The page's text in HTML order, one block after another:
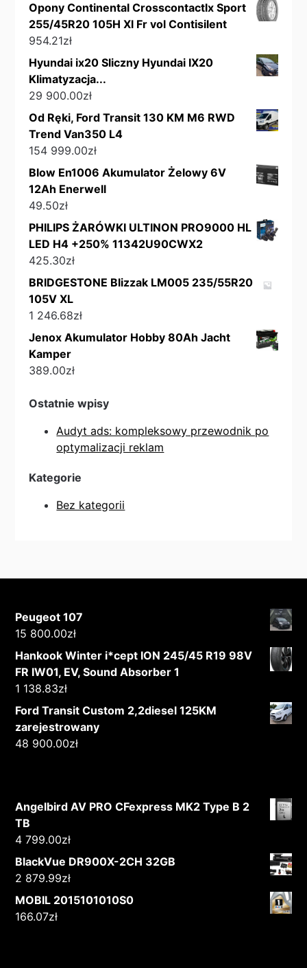
Opony Continental Crosscontactlx Sport
255/45R20 105H Xl Fr vol Contisilent
954.21zł
Hyundai ix20 Sliczny Hyundai IX20
Klimatyzacja...
29 900.00zł
Od Ręki, Ford Transit 130 KM M6 RWD
Trend Van350 L4
154 999.00zł
Blow En1006 Akumulator Żelowy 6V
12Ah Enerwell
49.50zł
PHILIPS ŻARÓWKI ULTINON PRO9000 HL
LED H4 +250% 11342U90CWX2
425.30zł
BRIDGESTONE Blizzak LM005 235/55R20
105V XL
1 246.68zł
Jenox Akumulator Hobby 80Ah Jacht
Kamper
389.00zł
Ostatnie wpisy
Audyt ads: kompleksowy przewodnik po
optymalizacji reklam
Kategorie
Bez kategorii
Peugeot 107
15 800.00zł
Hankook Winter i*cept ION 245/45 R19 98V
FR IW01, EV, Sound Absorber 1
1 138.83zł
Ford Transit Custom 2,2diesel 125KM
zarejestrowany
48 900.00zł
Angelbird AV PRO CFexpress MK2 Type B 2
TB
4 799.00zł
BlackVue DR900X-2CH 32GB
2 879.99zł
MOBIL 2015101010S0
166.07zł